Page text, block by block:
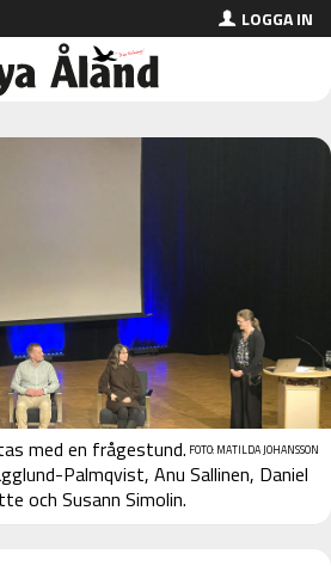
LOGGA IN
FOTO: MATILDA JOHANSSON
med en frågestund.
Palmqvist, Anu Sallinen, Daniel
och Susann Simolin.